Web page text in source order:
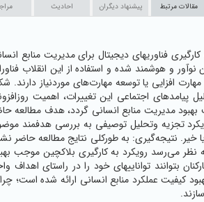
مقالات مرتبط پیشنهاد دیگران احادیث
فناوریهای دیجیتال برای مدیریت منابع
و هوشمند شده و استفاده از این انقلاب
افزایی یا توسعه مهارت‌های موردنیاز دارند.
اجتماعی این تغییرات، اهمیت
بهبود مدیریت منابع انسانی گردد، هدف مطالعه
تجزیه وتحلیل توصیفی به بررسی هدفمند
نتیجه‌گیری: به طورکلی نتایج مطالعه حاضر
نظر می‌رسد رویکرد به کارگیری بلاکچین موجب
بتوانند تواناییهای خود را در راستای اهداف
کیفیت عملکرد منابع انسانی ارائه شده است؛